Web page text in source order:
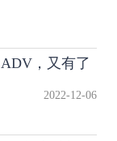
，又有了
2022-12-06